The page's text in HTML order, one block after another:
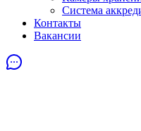
Система
Контакты
Вакансии